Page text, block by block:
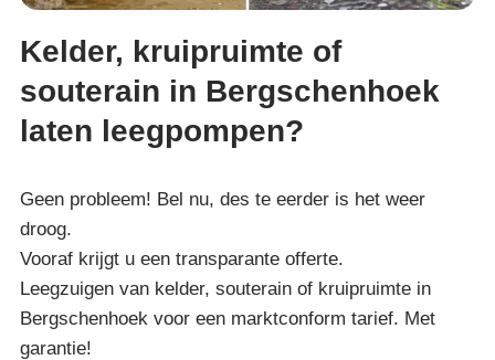
Kelder, kruipruimte of
souterain in Bergschenhoek
laten leegpompen?
Geen probleem! Bel nu, des te eerder is het weer
droog.
Vooraf krijgt u een transparante offerte.
Leegzuigen van kelder, souterain of kruipruimte in
Bergschenhoek voor een marktconform tarief. Met
garantie!